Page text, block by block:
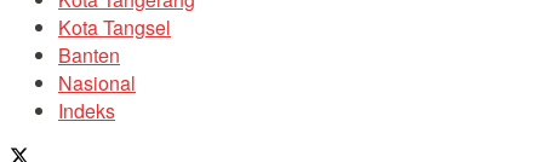
Kota Tangsel
Banten
Nasional
Indeks